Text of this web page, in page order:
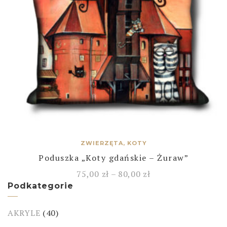
ZWIERZĘTA, KOTY
Poduszka „Koty gdańskie – Żuraw”
75,00 zł – 80,00 zł
Podkategorie
AKRYLE (40)